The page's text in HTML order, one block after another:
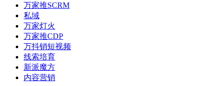
万家推SCRM
私域
万家灯火
万家推CDP
万抖销短视频
线索培育
新派魔方
内容营销